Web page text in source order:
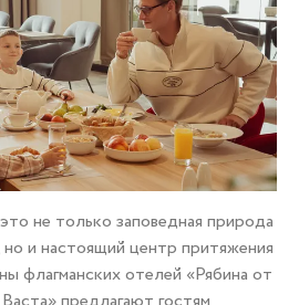
не только заповедная природа
и настоящий центр притяжения
флагманских отелей «Рябина от